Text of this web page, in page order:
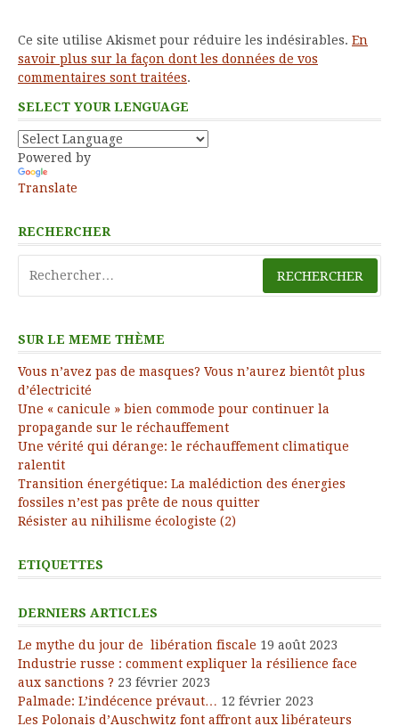
Ce site utilise Akismet pour réduire les indésirables. En
savoir plus sur la façon dont les données de vos
commentaires sont traitées.
SELECT YOUR LENGUAGE
Powered by
Translate
RECHERCHER
SUR LE MEME THÈME
Vous n’avez pas de masques? Vous n’aurez bientôt plus
d’électricité
Une « canicule » bien commode pour continuer la
propagande sur le réchauffement
Une vérité qui dérange: le réchauffement climatique
ralentit
Transition énergétique: La malédiction des énergies
fossiles n’est pas prête de nous quitter
Résister au nihilisme écologiste (2)
ETIQUETTES
DERNIERS ARTICLES
Le mythe du jour de libération fiscale 19 août 2023
Industrie russe : comment expliquer la résilience face
aux sanctions ? 23 février 2023
Palmade: L’indécence prévaut… 12 février 2023
Les Polonais d’Auschwitz font affront aux libérateurs